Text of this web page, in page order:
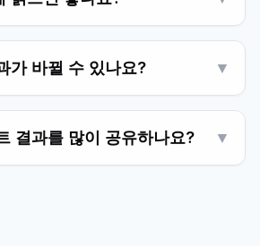
가 바뀔 수 있나요? ▼
결과를 많이 공유하나요? ▼